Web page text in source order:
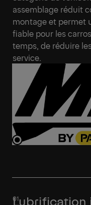
assemblage réduit
montage et permet
fiable pour les
temps, de réduire
service.
Lubrification